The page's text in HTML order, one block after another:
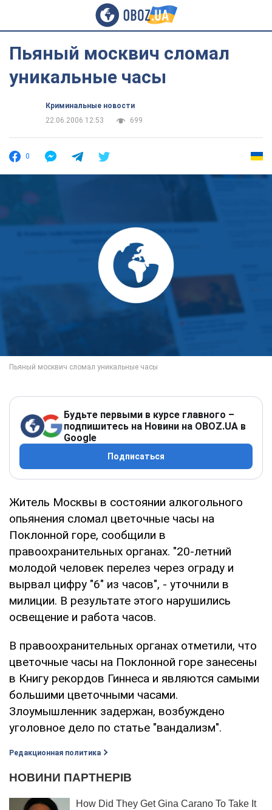
Пьяный москвич сломал
уникальные часы
Криминальные новости
22.06.2006 12:53
699
0
Будьте первыми в курсе главного –
подпишитесь на Новини на OBOZ.UA в
Google
Подписаться
Житель Москвы в состоянии алкогольного
опьянения сломал цветочные часы на
Поклонной горе, сообщили в
правоохранительных органах. "20-летний
молодой человек перелез через ограду и
вырвал цифру "6" из часов", - уточнили в
милиции. В результате этого нарушились
освещение и работа часов.
В правоохранительных органах отметили, что
цветочные часы на Поклонной горе занесены
в Книгу рекордов Гиннеса и являются самыми
большими цветочными часами.
Злоумышленник задержан, возбуждено
уголовное дело по статье "вандализм".
Редакционная политика